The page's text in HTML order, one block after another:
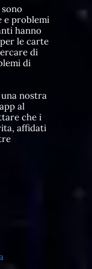
e problemi
hanno
le carte
di
di
nostra
al
che i
affidati